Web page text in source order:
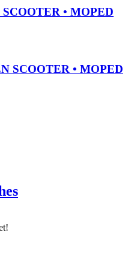
• MOPED
SCOOTER • MOPED